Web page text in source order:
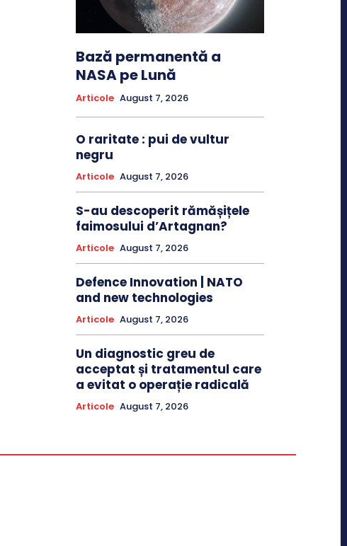
Bază permanentă a
NASA pe Lună
Articole August 7, 2026
O raritate : pui de vultur
negru
Articole August 7, 2026
S-au descoperit rămășițele
faimosului d’Artagnan?
Articole August 7, 2026
Defence Innovation | NATO
and new technologies
Articole August 7, 2026
Un diagnostic greu de
acceptat și tratamentul care
a evitat o operație radicală
Articole August 7, 2026